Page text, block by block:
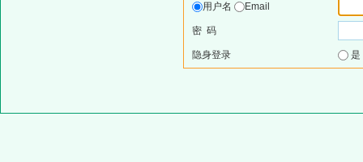
用户名
Email
密 码
隐身登录